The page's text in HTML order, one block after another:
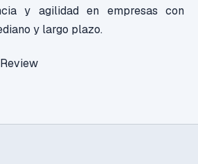
y agilidad en empresas con
y largo plazo.